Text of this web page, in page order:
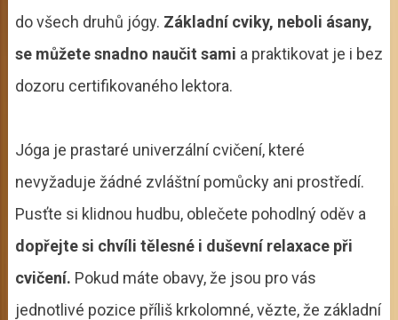
do všech druhů jógy. Základní cviky, neboli ásany,
se můžete snadno naučit sami a praktikovat je i bez
dozoru certifikovaného lektora.
Jóga je prastaré univerzální cvičení, které
nevyžaduje žádné zvláštní pomůcky ani prostředí.
Pusťte si klidnou hudbu, oblečete pohodlný oděv a
dopřejte si chvíli tělesné i duševní relaxace při
cvičení. Pokud máte obavy, že jsou pro vás
jednotlivé pozice příliš krkolomné, vězte, že základní